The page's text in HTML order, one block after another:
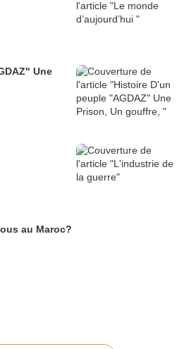
Une
au Maroc?